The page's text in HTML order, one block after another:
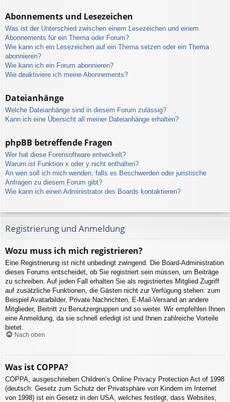
Abonnements und Lesezeichen
Was ist der Unterschied zwischen einem Lesezeichen und einem
Abonnements für ein Thema oder Forum?
Wie kann ich ein Lesezeichen auf ein Thema setzen oder ein Thema
abonnieren?
Wie kann ich ein Forum abonnieren?
Wie deaktiviere ich meine Abonnements?
Dateianhänge
Welche Dateianhänge sind in diesem Forum zulässig?
Kann ich eine Übersicht all meiner Dateianhänge erhalten?
phpBB betreffende Fragen
Wer hat diese Forensoftware entwickelt?
Warum ist Funktion x oder y nicht enthalten?
An wen soll ich mich wenden, falls es Beschwerden oder juristische
Anfragen zu diesem Forum gibt?
Wie kann ich einen Administrator des Boards kontaktieren?
Registrierung und Anmeldung
Wozu muss ich mich registrieren?
Eine Registrierung ist nicht unbedingt zwingend. Die Board-Administration
dieses Forums entscheidet, ob Sie registriert sein müssen, um Beiträge
zu schreiben. Auf jeden Fall erhalten Sie als registriertes Mitglied Zugriff
auf zusätzliche Funktionen, die Gästen nicht zur Verfügung stehen: zum
Beispiel Avatarbilder, Private Nachrichten, E-Mail-Versand an andere
Mitglieder, Beitritt zu Benutzergruppen und so weiter. Wir empfehlen Ihnen
eine Anmeldung, da sie schnell erledigt ist und Ihnen zahlreiche Vorteile
bietet.
Nach oben
Was ist COPPA?
COPPA, ausgeschrieben Children’s Online Privacy Protection Act of 1998
(deutsch: Gesetz zum Schutz der Privatsphäre von Kindern im Internet
von 1998) ist ein Gesetz in den USA, welches festlegt, dass Websites,